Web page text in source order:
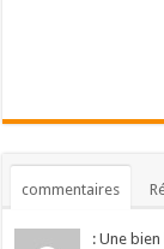
commentaires
: Une